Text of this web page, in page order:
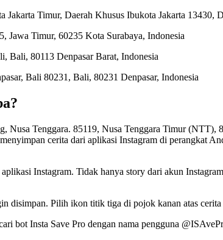
Timur, Daerah Khusus Ibukota Jakarta 13430,
Jawa Timur, 60235 Kota Surabaya, Indonesia
Bali, 80113 Denpasar Barat, Indonesia
Bali 80231, Bali, 80231 Denpasar, Indonesia
Tenggara. 85119, Nusa Tenggara Timur (NTT),
cerita dari aplikasi Instagram di perangkat
Instagram. Tidak hanya story dari akun
disimpan. Pilih ikon titik tiga di pojok kanan atas cerita
bot Insta Save Pro dengan nama pengguna